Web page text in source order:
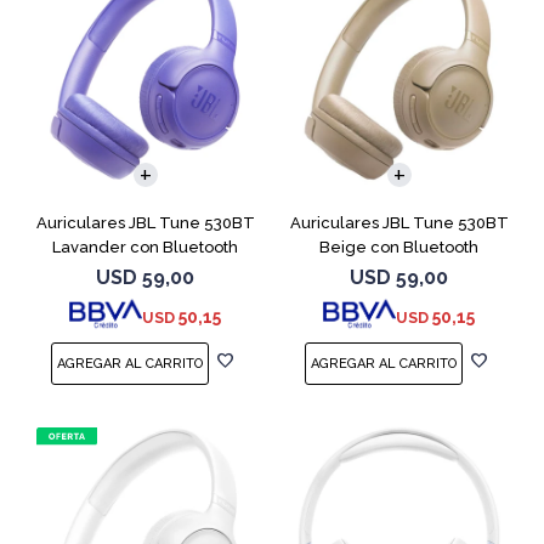
Auriculares JBL Tune 530BT
Lavander con Bluetooth
USD 59,00
USD 50,15
Auriculares JBL Tune 530BT
Beige con Bluetooth
USD 59,00
USD 50,15